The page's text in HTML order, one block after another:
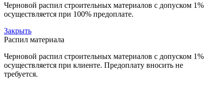
Черновой распил строительных материалов с допуском 1%
осуществляется при 100% предоплате.
Закрыть
Распил материала
Черновой распил строительных материалов с допуском 1%
осуществляется при клиенте. Предоплату вносить не
требуется.